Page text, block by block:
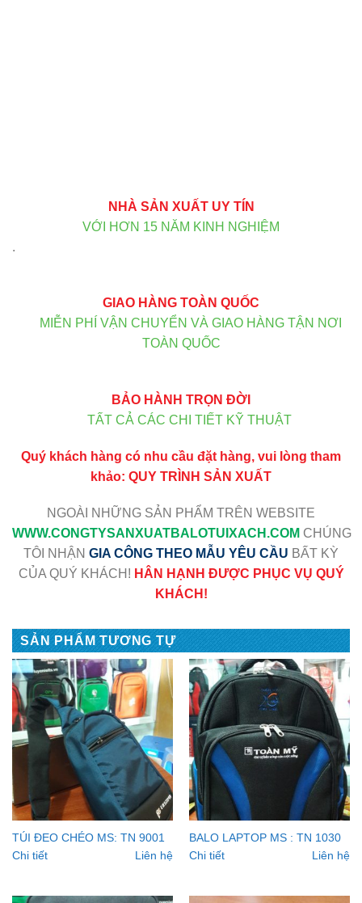
NHÀ SẢN XUẤT UY TÍN
VỚI HƠN 15 NĂM KINH NGHIỆM
.
GIAO HÀNG TOÀN QUỐC
MIỄN PHÍ VẬN CHUYỂN VÀ GIAO HÀNG TẬN NƠI
TOÀN QUỐC
BẢO HÀNH TRỌN ĐỜI
TẤT CẢ CÁC CHI TIẾT KỸ THUẬT
Quý khách hàng có nhu cầu đặt hàng, vui lòng tham
khảo: QUY TRÌNH SẢN XUẤT
NGOÀI NHỮNG SẢN PHẨM TRÊN WEBSITE
WWW.CONGTYSANXUATBALOTUIXACH.COM CHÚNG
TÔI NHẬN GIA CÔNG THEO MẪU YÊU CẦU BẤT KỲ
CỦA QUÝ KHÁCH! HÂN HẠNH ĐƯỢC PHỤC VỤ QUÝ
KHÁCH!
SẢN PHẨM TƯƠNG TỰ
TÚI ĐEO CHÉO MS: TN 9001
Chi tiết
Liên hệ
BALO LAPTOP MS : TN 1030
Chi tiết
Liên hệ